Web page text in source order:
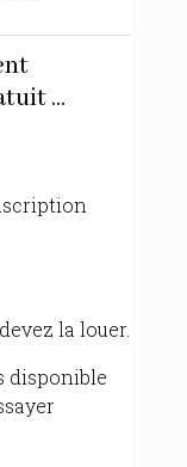
...
la louer.
disponible